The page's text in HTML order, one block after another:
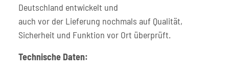
Deutschland entwickelt und
auch vor der Lieferung nochmals auf Qualität,
Sicherheit und Funktion vor Ort überprüft.
Technische Daten: